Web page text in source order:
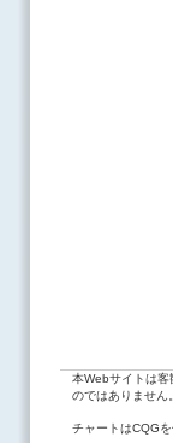
本Webサイトは客
のではありません
チャートはCQG